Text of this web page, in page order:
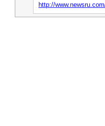
http://